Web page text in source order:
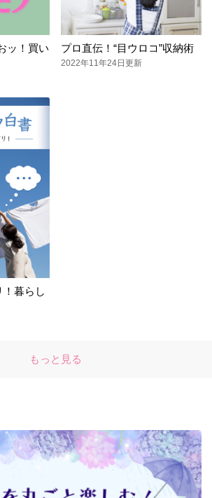
ッ！買い
プロ直伝！“目ウロコ”収納術
2022年11年24日更新
！暮らし
もっと見る